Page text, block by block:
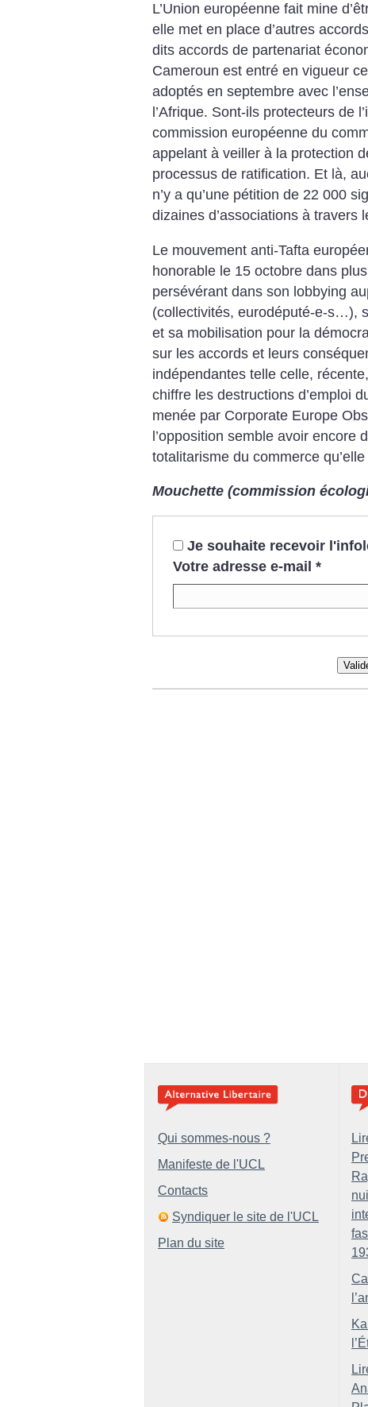
L’Union européenne fait mine
elle met en place d’autres
dits accords de partenariat
Cameroun est entré en vigueur
adoptés en septembre avec
l’Afrique. Sont-ils protecteurs de
commission européenne du
appelant à veiller à la protection
processus de ratification. Et là,
n’y a qu’une pétition de 22 000
dizaines d’associations à travers
Le mouvement anti-Tafta
honorable le 15 octobre dans
persévérant dans son lobbying
(collectivités, eurodéputé-e-s…),
et sa mobilisation pour la
sur les accords et leurs
indépendantes telle celle,
chiffre les destructions d’emploi
menée par Corporate Europe
l’opposition semble avoir encore
totalitarisme du commerce
Mouchette (commission
Je souhaite recevoir
Votre adresse e-mail *
Qui sommes-nous ?
Manifeste de l'UCL
Contacts
Syndiquer le site de l'UCL
Plan du site